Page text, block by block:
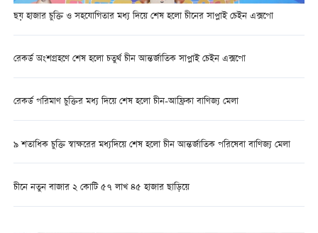
ছয় হাজার চুক্তি ও সহযোগিতার মধ্য দিয়ে শেষ হলো চীনের সাপ্লাই চেইন এক্সপো
রেকর্ড অংশগ্রহণে শেষ হলো চতুর্থ চীন আন্তর্জাতিক সাপ্লাই চেইন এক্সপো
রেকর্ড পরিমাণ চুক্তির মধ্য দিয়ে শেষ হলো চীন-আফ্রিকা বাণিজ্য মেলা
৯ শতাধিক চুক্তি স্বাক্ষরের মধ্যদিয়ে শেষ হলো চীন আন্তর্জাতিক পরিষেবা বাণিজ্য মেলা
চীনে নতুন বাজার ২ কোটি ৫৭ লাখ ৪৫ হাজার ছাড়িয়ে